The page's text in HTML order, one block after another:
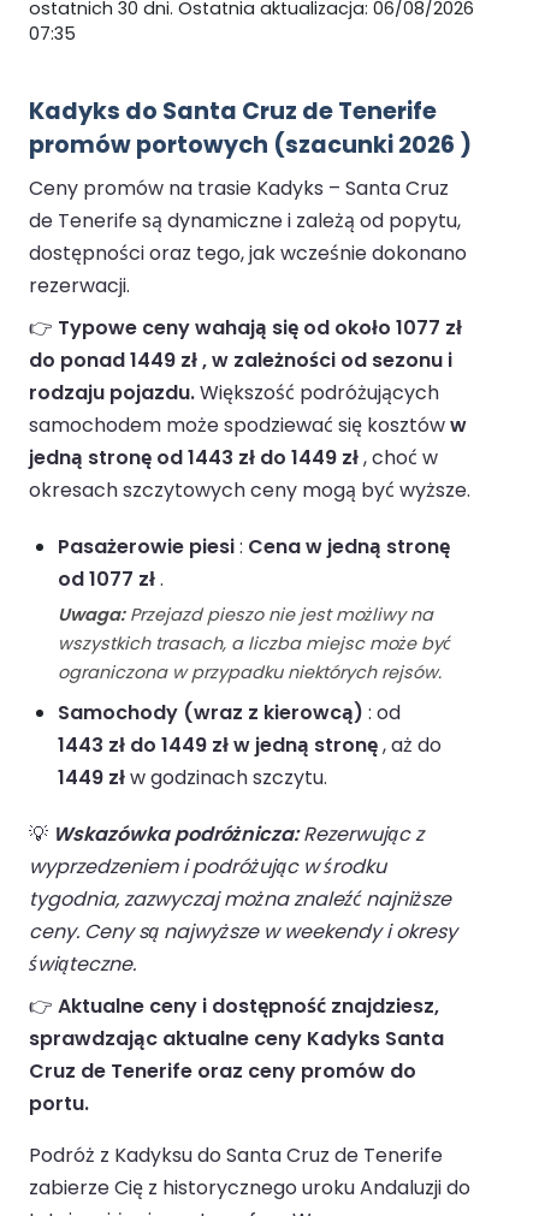
ostatnich 30 dni. Ostatnia aktualizacja: 06/08/2026
07:35
Kadyks do Santa Cruz de Tenerife
promów portowych (szacunki 2026 )
Ceny promów na trasie Kadyks – Santa Cruz
de Tenerife są dynamiczne i zależą od popytu,
dostępności oraz tego, jak wcześnie dokonano
rezerwacji.
👉 Typowe ceny wahają się od około 1077 zł
do ponad 1449 zł , w zależności od sezonu i
rodzaju pojazdu.Większość podróżujących
samochodem może spodziewać się kosztóww
jedną stronę od 1443 zł do 1449 zł, choć w
okresach szczytowych ceny mogą być wyższe.
Pasażerowie piesi: Cena w jedną stronę
od 1077 zł.
Uwaga:Przejazd pieszo nie jest możliwy na
wszystkich trasach, a liczba miejsc może być
ograniczona w przypadku niektórych rejsów.
Samochody (wraz z kierowcą) : od
1443 zł do 1449 zł w jedną stronę, aż do
1449 złw godzinach szczytu.
💡 Wskazówka podróżnicza:Rezerwując z
wyprzedzeniem i podróżując w środku
tygodnia, zazwyczaj można znaleźć najniższe
ceny. Ceny są najwyższe w weekendy i okresy
świąteczne.
👉 Aktualne ceny i dostępność znajdziesz,
sprawdzając aktualne ceny Kadyks Santa
Cruz de Tenerife oraz ceny promów do
portu.
Podróż z Kadyksu do Santa Cruz de Tenerife
zabierze Cię z historycznego uroku Andaluzji do